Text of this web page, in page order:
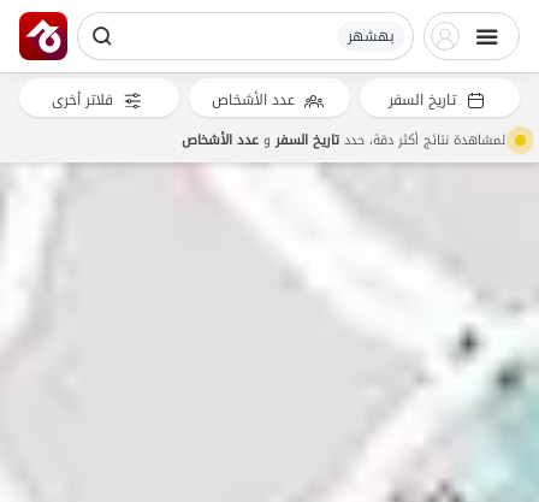
بهشهر
تاريخ السفر عدد الأشخاص فلاتر أخرى
لمشاهدة نتائج أكثر دقة، حددتاريخ السفروعدد الأشخاص